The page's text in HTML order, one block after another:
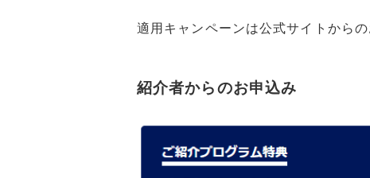
適用キャンペーンは公式サイトから
紹介者からのお申込み